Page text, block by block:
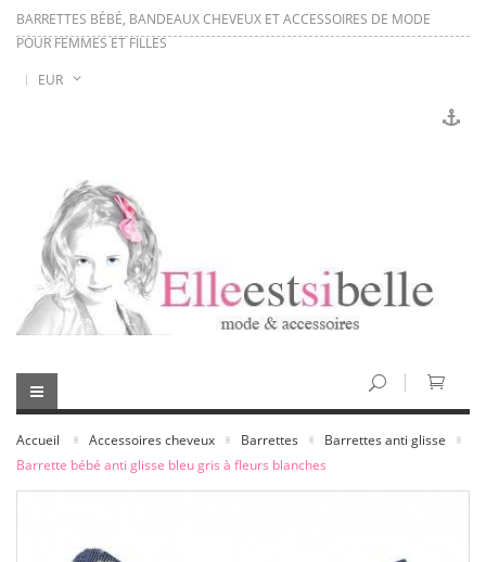
BARRETTES BÉBÉ, BANDEAUX CHEVEUX ET ACCESSOIRES DE MODE
POUR FEMMES ET FILLES
EUR
Accueil Accessoires cheveux Barrettes
Barrettes anti glisse
Barrette bébé anti glisse bleu gris à fleurs blanches